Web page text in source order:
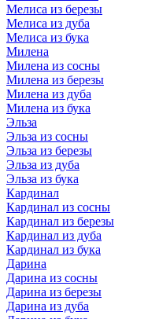
Мелиса из березы
Мелиса из дуба
Мелиса из бука
Милена
Милена из сосны
Милена из березы
Милена из дуба
Милена из бука
Эльза
Эльза из сосны
Эльза из березы
Эльза из дуба
Эльза из бука
Кардинал
Кардинал из сосны
Кардинал из березы
Кардинал из дуба
Кардинал из бука
Дарина
Дарина из сосны
Дарина из березы
Дарина из дуба